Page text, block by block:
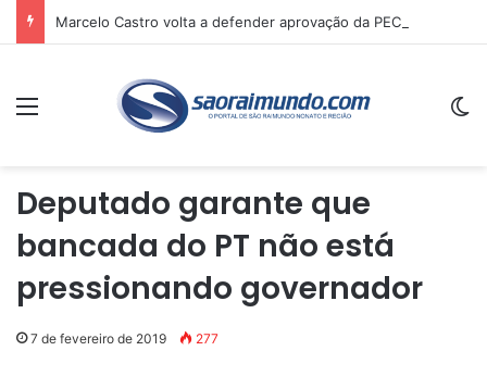
Menu
Deputado garante que
bancada do PT não está
pressionando governador
7 de fevereiro de 2019 277